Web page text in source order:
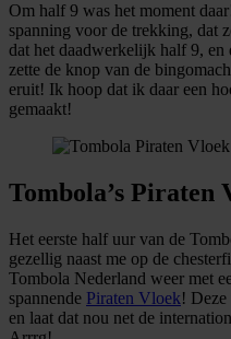
Om half 9 was het moment
spanning voor de trekking, dat
dat het daadwerkelijk half 9,
zette de knop van de
eruit! Ik hoop dat ik daar een
gemaakt!
Tombola’s Piraten
Het eerste half uur van de
gezellig naast me op de
Tombola Nederland weer met
spannende Piraten Vloek! Deze
en laat dat nou net de